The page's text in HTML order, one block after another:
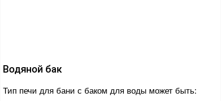
Водяной бак
Тип печи для бани с баком для воды может быть: